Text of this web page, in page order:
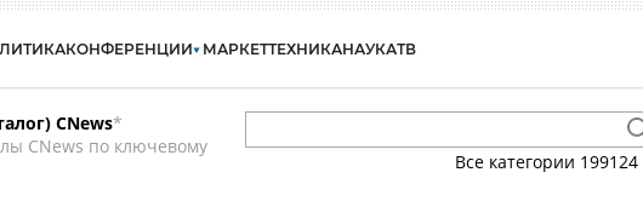
КОНФЕРЕНЦИИ МАРКЕТТЕХНИКАНАУКАТВ
CNews*
CNews по ключевому
Все категории 199124